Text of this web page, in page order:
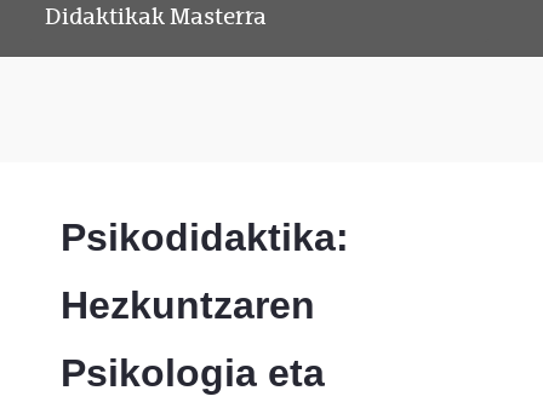
Didaktikak Masterra
Psikodidaktika:
Hezkuntzaren
Psikologia eta